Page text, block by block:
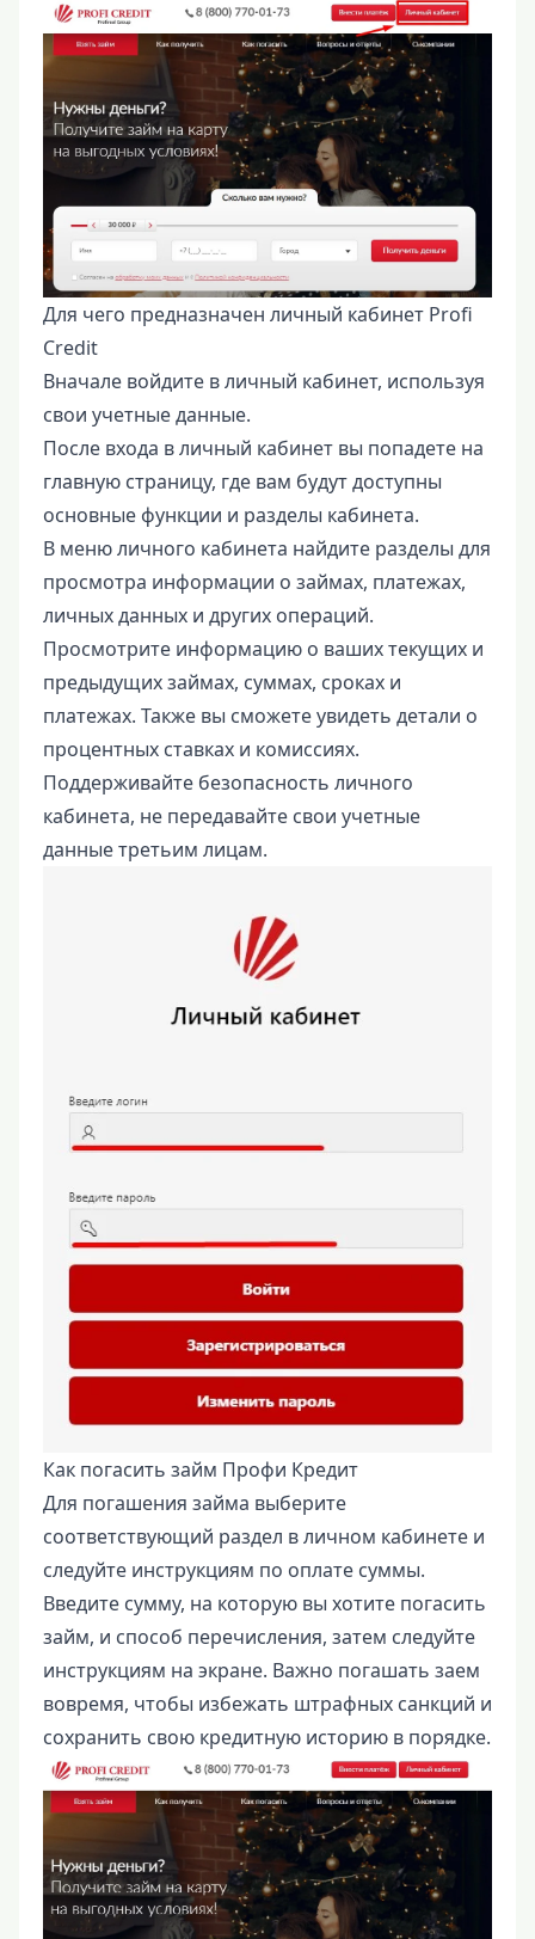
Для чего предназначен личный кабинет Profi
Credit
Вначале войдите в личный кабинет, используя
свои учетные данные.
После входа в личный кабинет вы попадете на
главную страницу, где вам будут доступны
основные функции и разделы кабинета.
В меню личного кабинета найдите разделы для
просмотра информации о займах, платежах,
личных данных и других операций.
Просмотрите информацию о ваших текущих и
предыдущих займах, суммах, сроках и
платежах. Также вы сможете увидеть детали о
процентных ставках и комиссиях.
Поддерживайте безопасность личного
кабинета, не передавайте свои учетные
данные третьим лицам.
Как погасить займ Профи Кредит
Для погашения займа выберите
соответствующий раздел в личном кабинете и
следуйте инструкциям по оплате суммы.
Введите сумму, на которую вы хотите погасить
займ, и способ перечисления, затем следуйте
инструкциям на экране. Важно погашать заем
вовремя, чтобы избежать штрафных санкций и
сохранить свою кредитную историю в порядке.